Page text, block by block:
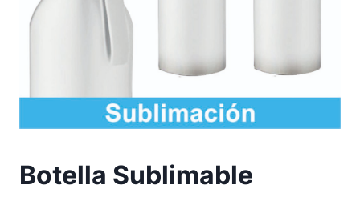
Botella Sublimable